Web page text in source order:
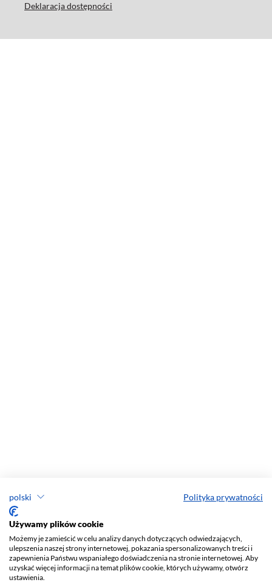
polski Polityka prywatności
Używamy plików cookie
Możemy je zamieścić w celu analizy danych dotyczących odwiedzających,
ulepszenia naszej strony internetowej, pokazania spersonalizowanych treści i
zapewnienia Państwu wspaniałego doświadczenia na stronie internetowej. Aby
uzyskać więcej informacji na temat plików cookie, których używamy, otwórz
ustawienia.
Deklaracja dostępności